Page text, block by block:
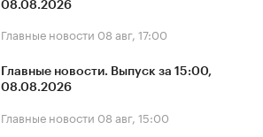
08.08.2026
Главные новости 08 авг, 17:00
Главные новости. Выпуск за 15:00,
08.08.2026
Главные новости 08 авг, 15:00